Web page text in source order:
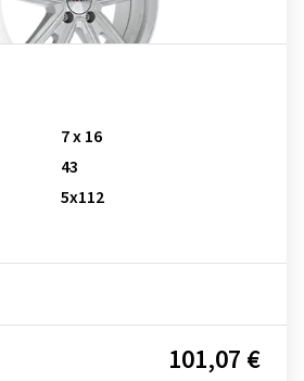
7 x 16
43
5x112
101,07 €